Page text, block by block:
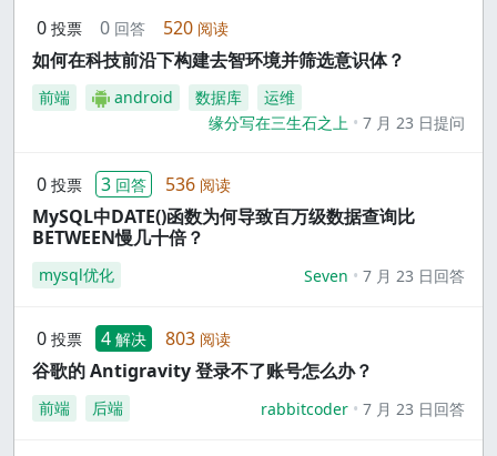
0 投票 0 回答 520 阅读
如何在科技前沿下构建去智环境并筛选意识体？
前端 android 数据库
运维
缘分写在三生石之上
7 月 23 日提问
0 投票 3 回答 536 阅读
MySQL中DATE()函数为何导致百万级数据查询比
BETWEEN慢几十倍？
mysql优化 Seven 7 月 23 日回答
0 投票 4 解决 803 阅读
谷歌的 Antigravity 登录不了账号怎么办？
前端 后端 rabbitcoder 7 月 23 日回答